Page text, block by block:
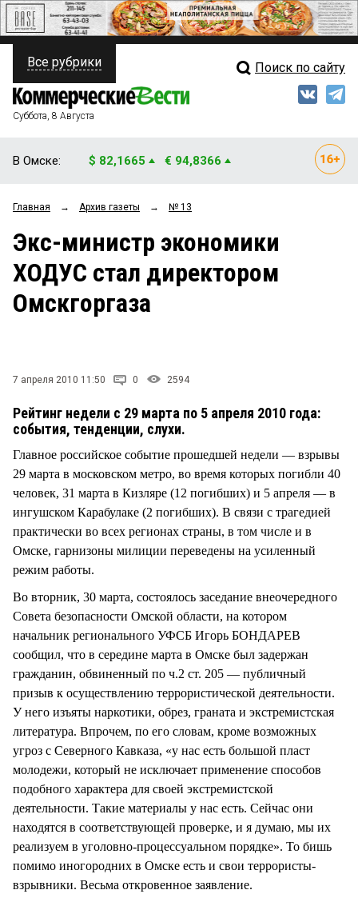
ПОЛИТИКА
ФИНАНСЫ
ОБЩЕСТВО
ЗАКОН
НОВОСТИ КОМПАНИЙ
Свежий выпуск
Рейтинги
Блоги
Все рубрики Поиск по сайту
Суббота, 8 Августа
В Омске: $ 82,1665 € 94,8366
Главная → Архив газеты → № 13
Экс-министр экономики
ХОДУС стал директором
Омскгоргаза
7 апреля 2010 11:50 0 2594
Рейтинг недели с 29 марта по 5 апреля 2010 года:
события, тенденции, слухи.
Главное российское событие прошедшей недели — взрывы
29 марта в московском метро, во время которых погибли 40
человек, 31 марта в Кизляре (12 погибших) и 5 апреля — в
ингушском Карабулаке (2 погибших). В связи с трагедией
практически во всех регионах страны, в том числе и в
Омске, гарнизоны милиции переведены на усиленный
режим работы.
Во вторник, 30 марта, состоялось заседание внеочередного
Совета безопасности Омской области, на котором
начальник регионального УФСБ Игорь БОНДАРЕВ
сообщил, что в середине марта в Омске был задержан
гражданин, обвиненный по ч.2 ст. 205 — публичный
призыв к осуществлению террористической деятельности.
У него изъяты наркотики, обрез, граната и экстремистская
литература. Впрочем, по его словам, кроме возможных
угроз с Северного Кавказа, «у нас есть большой пласт
молодежи, который не исключает применение способов
подобного характера для своей экстремистской
деятельности. Такие материалы у нас есть. Сейчас они
находятся в соответствующей проверке, и я думаю, мы их
реализуем в уголовно-процессуальном порядке». То бишь
помимо иногородних в Омске есть и свои террористы-
взрывники. Весьма откровенное заявление.